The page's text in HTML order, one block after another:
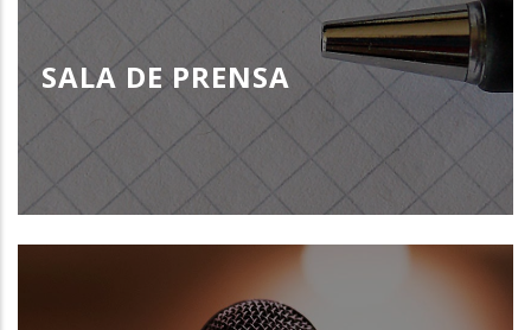
SALA DE PRENSA